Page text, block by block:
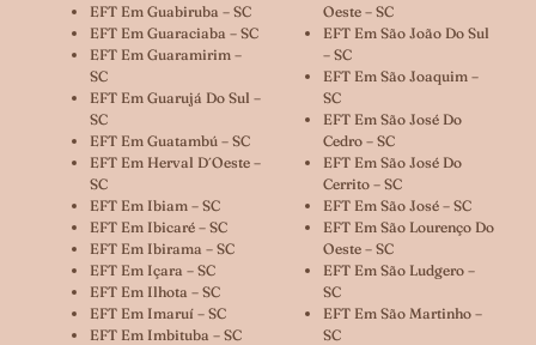
EFT Em Guabiruba – SC
EFT Em Guaraciaba – SC
EFT Em Guaramirim –
SC
EFT Em Guarujá Do Sul –
SC
EFT Em Guatambú – SC
EFT Em Herval D´oeste –
SC
EFT Em Ibiam – SC
EFT Em Ibicaré – SC
EFT Em Ibirama – SC
EFT Em Içara – SC
EFT Em Ilhota – SC
EFT Em Imaruí – SC
EFT Em Imbituba – SC
Oeste – SC
EFT Em São João Do Sul
– SC
EFT Em São Joaquim –
SC
EFT Em São José Do
Cedro – SC
EFT Em São José Do
Cerrito – SC
EFT Em São José – SC
EFT Em São Lourenço Do
Oeste – SC
EFT Em São Ludgero –
SC
EFT Em São Martinho –
SC